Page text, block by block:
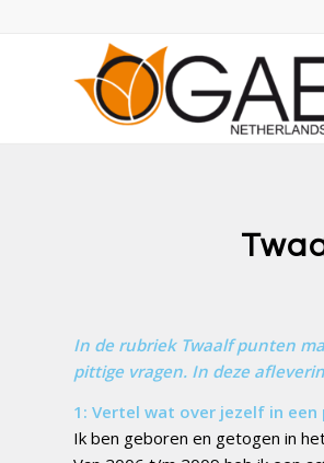
In de rubriek Twaalf punten
pittige vragen. In deze
1: Vertel wat over jezelf in een
Ik ben geboren en getogen in